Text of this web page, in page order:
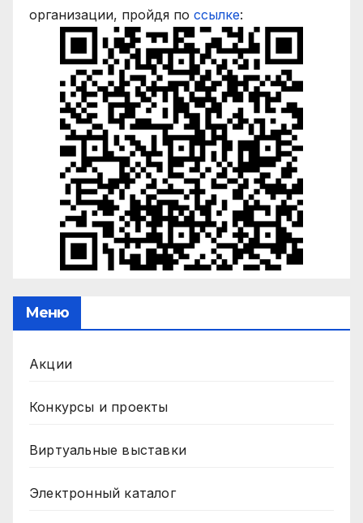
организации, пройдя по ссылке:
Меню
Акции
Конкурсы и проекты
Виртуальные выставки
Электронный каталог